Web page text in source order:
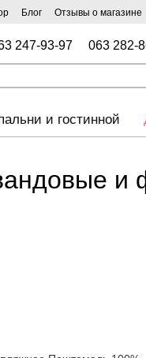
Блог Отзывы о магазине
247-93-97 063 282-
и гостинной
и